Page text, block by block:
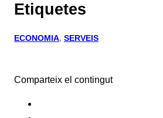
Etiquetes
ECONOMIA, SERVEIS
Comparteix el contingut